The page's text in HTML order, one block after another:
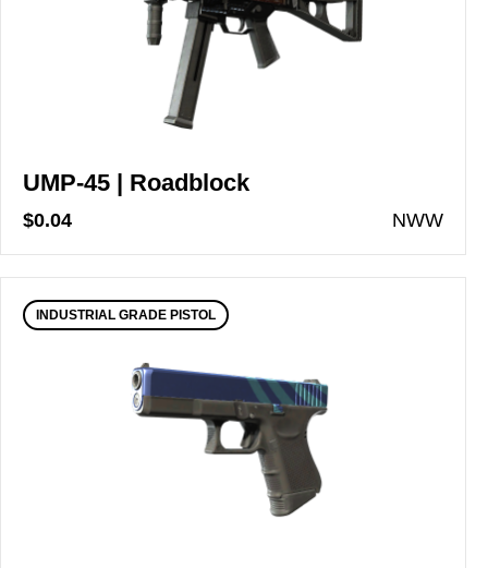
UMP-45 | Roadblock
$0.04 NWW
INDUSTRIAL GRADE PISTOL